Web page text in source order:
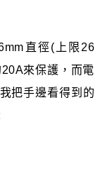
直徑(上限26
來保護，而電
把手邊看得到的